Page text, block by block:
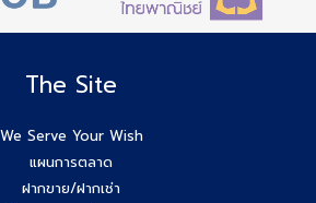
ายสำเร็จค่ะ!! คุณอรพรรณ (โบว์) 084-
The Site
We Serve Your Wish
แผนการตลาด
ฝากขาย/ฝากเช่า